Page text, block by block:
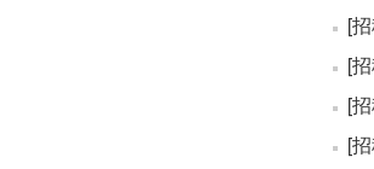
[
[
[
[